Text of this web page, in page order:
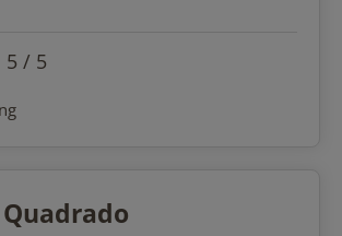
5 / 5